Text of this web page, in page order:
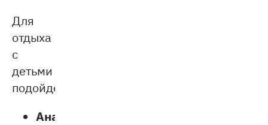
Для
отдыха
с
детьми
подойдёт:
Анапа.